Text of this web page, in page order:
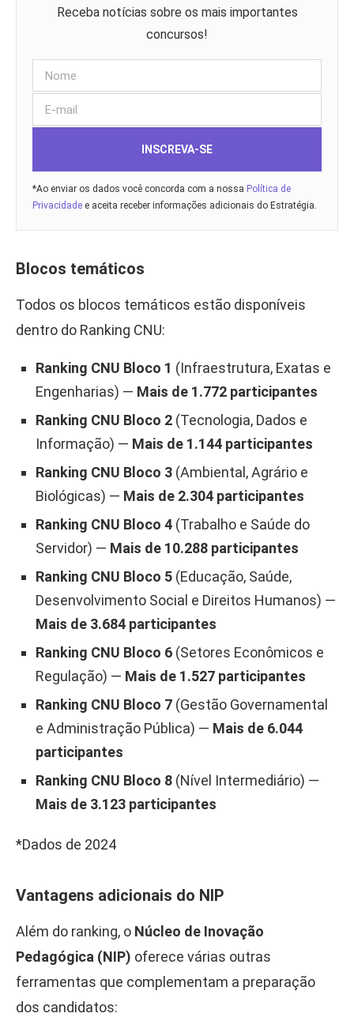
Receba notícias sobre os mais importantes
concursos!
INSCREVA-SE
*Ao enviar os dados você concorda com a nossa Política de
Privacidade e aceita receber informações adicionais do Estratégia.
Blocos temáticos
Todos os blocos temáticos estão disponíveis
dentro do Ranking CNU:
Ranking CNU Bloco 1 (Infraestrutura, Exatas e
Engenharias) — Mais de 1.772 participantes
Ranking CNU Bloco 2 (Tecnologia, Dados e
Informação) — Mais de 1.144 participantes
Ranking CNU Bloco 3 (Ambiental, Agrário e
Biológicas) — Mais de 2.304 participantes
Ranking CNU Bloco 4 (Trabalho e Saúde do
Servidor) — Mais de 10.288 participantes
Ranking CNU Bloco 5 (Educação, Saúde,
Desenvolvimento Social e Direitos Humanos) —
Mais de 3.684 participantes
Ranking CNU Bloco 6 (Setores Econômicos e
Regulação) — Mais de 1.527 participantes
Ranking CNU Bloco 7 (Gestão Governamental
e Administração Pública) — Mais de 6.044
participantes
Ranking CNU Bloco 8 (Nível Intermediário) —
Mais de 3.123 participantes
*Dados de 2024
Vantagens adicionais do NIP
Além do ranking, o Núcleo de Inovação
Pedagógica (NIP) oferece várias outras
ferramentas que complementam a preparação
dos candidatos: